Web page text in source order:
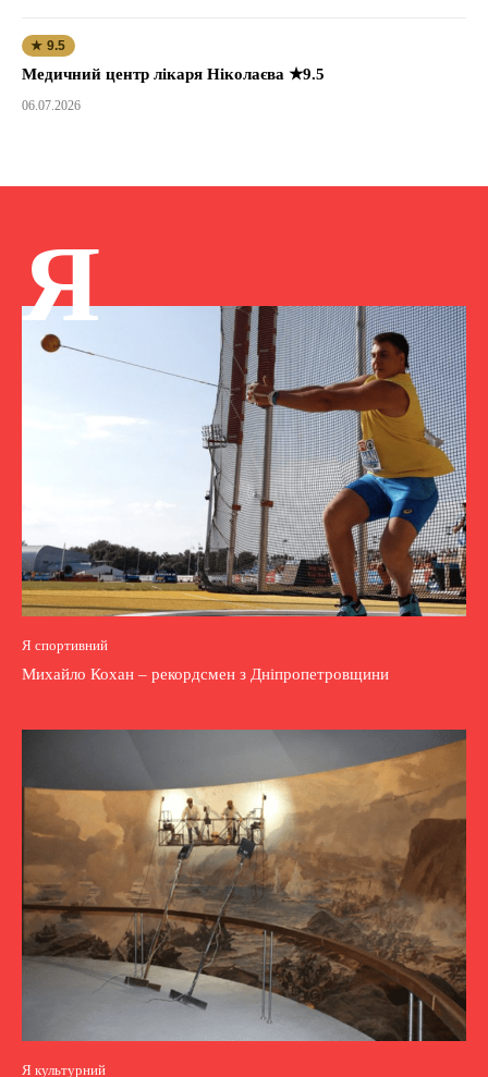
★ 9.5
Медичний центр лікаря Ніколаєва ★9.5
06.07.2026
Я
Я спортивний
Михайло Кохан – рекордсмен з Дніпропетровщини
Я культурний